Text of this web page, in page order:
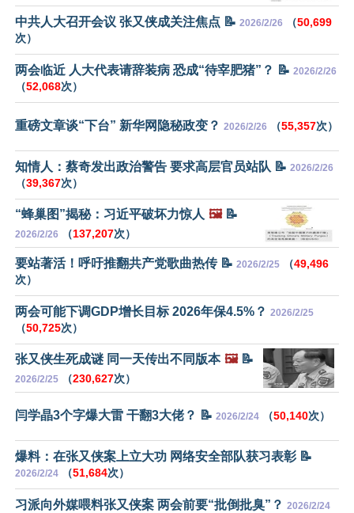
中共人大召开会议 张又侠成关注焦点 📝 2026/2/26 （50,699
次）
两会临近 人大代表请辞装病 恐成“待宰肥猪”？ 📝 2026/2/26
（52,068次）
重磅文章谈“下台” 新华网隐秘政变？ 2026/2/26 （55,357次）
知情人：蔡奇发出政治警告 要求高层官员站队 📝 2026/2/26
（39,367次）
“蜂巢图”揭秘：习近平破坏力惊人 🖼️📝
2026/2/26 （137,207次）
要站著活！呼吁推翻共产党歌曲热传 📝 2026/2/25 （49,496
次）
两会可能下调GDP增长目标 2026年保4.5%？ 2026/2/25
（50,725次）
张又侠生死成谜 同一天传出不同版本 🖼️📝
2026/2/25 （230,627次）
闫学晶3个字爆大雷 干翻3大佬？ 📝 2026/2/24 （50,140次）
爆料：在张又侠案上立大功 网络安全部队获习表彰 📝
2026/2/24 （51,684次）
习派向外媒喂料张又侠案 两会前要“批倒批臭”？ 2026/2/24